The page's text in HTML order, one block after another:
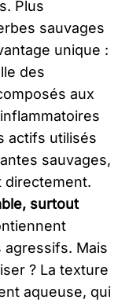
Plus
sauvages
unique :
des
aux
actifs utilisés
sauvages,
directement.​​​
surtout
Mais
? La texture
aqueuse, qui